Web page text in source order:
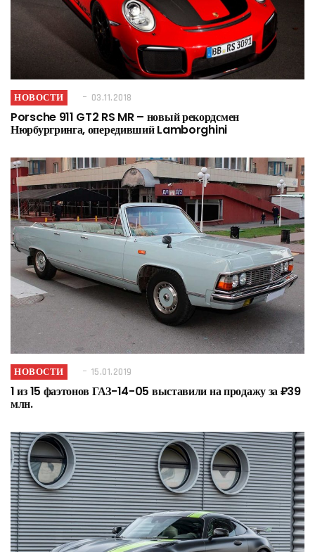
НОВОСТИ 03.11.2018
Porsche 911 GT2 RS MR – новый рекордсмен
Нюрбургринга, опередивший Lamborghini
НОВОСТИ 15.01.2019
1 из 15 фаэтонов ГАЗ-14-05 выставили на продажу за ₽39
млн.